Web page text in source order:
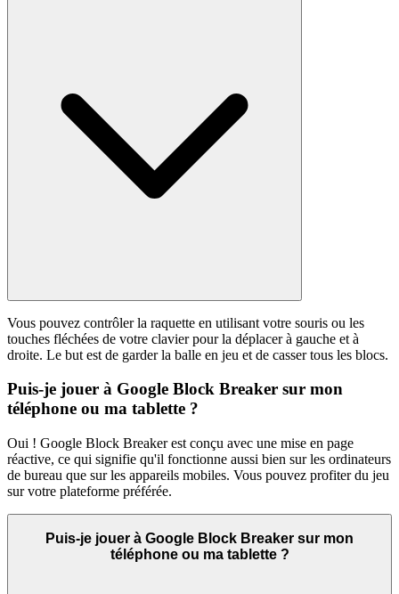
Vous pouvez contrôler la raquette en utilisant votre souris ou les
touches fléchées de votre clavier pour la déplacer à gauche et à
droite. Le but est de garder la balle en jeu et de casser tous les blocs.
Puis-je jouer à Google Block Breaker sur mon
téléphone ou ma tablette ?
Oui ! Google Block Breaker est conçu avec une mise en page
réactive, ce qui signifie qu'il fonctionne aussi bien sur les ordinateurs
de bureau que sur les appareils mobiles. Vous pouvez profiter du jeu
sur votre plateforme préférée.
Puis-je jouer à Google Block Breaker sur mon
téléphone ou ma tablette ?